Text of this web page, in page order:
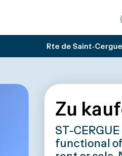
Rte de Saint-
Zu
ST-
functional